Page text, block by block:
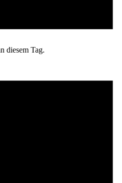
diesem Tag.